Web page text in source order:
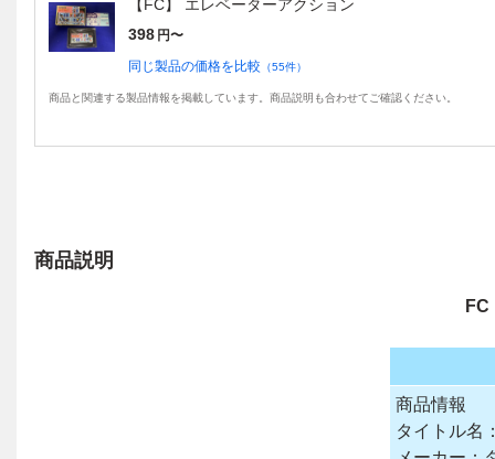
【FC】 エレベーターアクション
398 円〜
同じ製品の価格を比較 （55件）
商品と関連する製品情報を掲載しています。商品説明も合わせてご確認ください。
商品説明